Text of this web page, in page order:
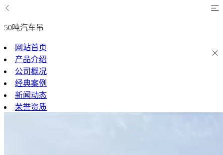
50吨汽车吊
网站首页
产品介绍
公司概况
经典案例
新闻动态
荣誉资质